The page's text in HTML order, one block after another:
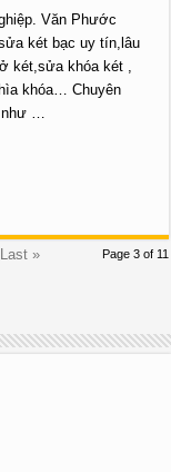
Văn Phước
két bạc uy tín,lâu
két,sửa khóa két ,
khóa… Chuyên
…
Page 3 of 11
Last »